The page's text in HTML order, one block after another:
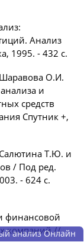
Анализ
1995. - 432 с.
О.И.
и
средств
Спутник +,
Т.Ю. и
/ Под ред.
- 624 с.
финансовой
компаний //
анализ Онлайн